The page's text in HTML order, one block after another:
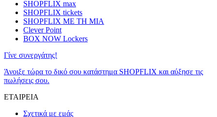
SHOPFLIX max
SHOPFLIX tickets
SHOPFLIX ΜΕ ΤΗ ΜΙΑ
Clever Point
BOX NOW Lockers
Γίνε συνεργάτης!
Άνοιξε τώρα το δικό σου κατάστημα SHOPFLIX και αύξησε τις
πωλήσεις σου.
ΕΤΑΙΡΕΙΑ
Σχετικά με εμάς